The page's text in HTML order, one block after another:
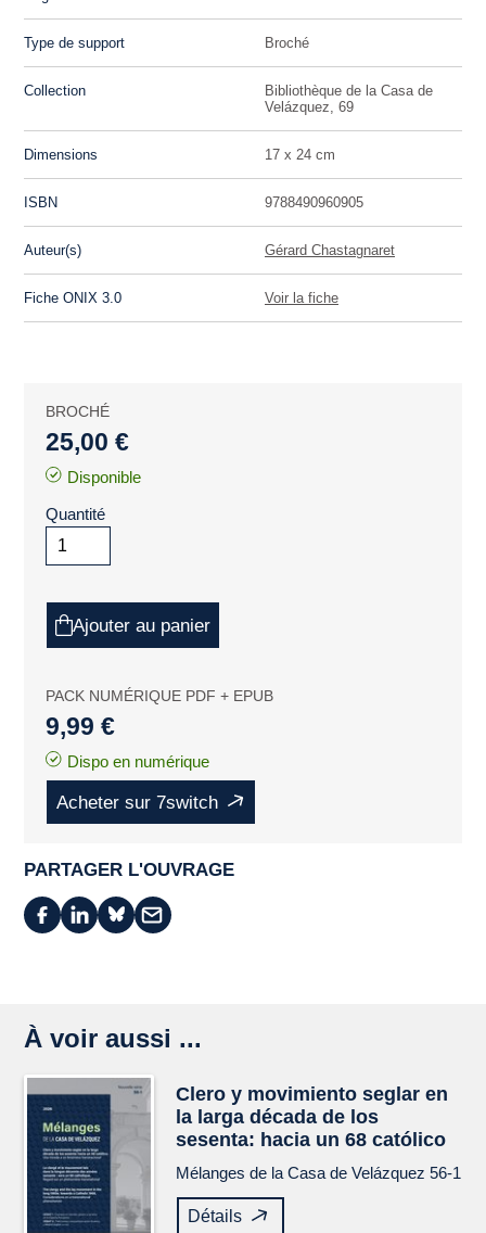
Type de support Broché
Collection
Bibliothèque de la Casa de
Velázquez, 69
Dimensions 17 x 24 cm
ISBN 9788490960905
Auteur(s) Gérard Chastagnaret
Fiche ONIX 3.0 Voir la fiche
BROCHÉ
25,00 €
Disponible
Quantité
Ajouter au panier
PACK NUMÉRIQUE PDF + EPUB
9,99 €
Dispo en numérique
Acheter sur 7switch
PARTAGER L'OUVRAGE
À voir aussi ...
Clero y movimiento seglar en
la larga década de los
sesenta: hacia un 68 católico
Mélanges de la Casa de Velázquez 56-1
Détails